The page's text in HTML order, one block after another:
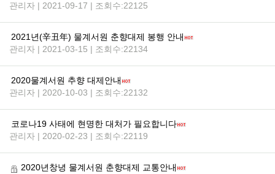
관리자 | 2021-09-17 | 조회수:22125
2021년(辛丑年) 물계서원 춘향대제 봉행 안내
관리자 | 2021-03-15 | 조회수:22134
2020물계서원 추향 대제안내
관리자 | 2020-10-03 | 조회수:22132
코로나19 사태에 현명한 대처가 필요합니다
관리자 | 2020-02-23 | 조회수:22119
2020년창녕 물계서원 춘향대제 교통안내